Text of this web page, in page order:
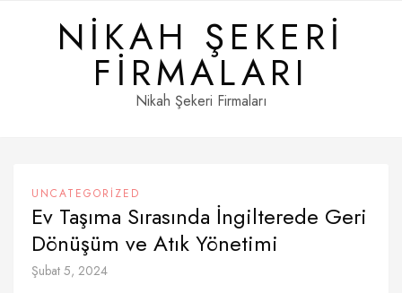
NIKAH ŞEKERI
FIRMALARI
Nikah Şekeri Firmaları
UNCATEGORIZED
Ev Taşıma Sırasında İngilterede Geri
Dönüşüm ve Atık Yönetimi
Şubat 5, 2024